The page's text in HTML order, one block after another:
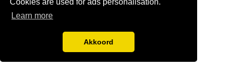
Cookies are used for ads personalisation.
Learn more
Akkoord